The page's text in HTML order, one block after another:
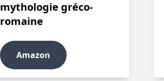
mythologie gréco-
romaine
Amazon